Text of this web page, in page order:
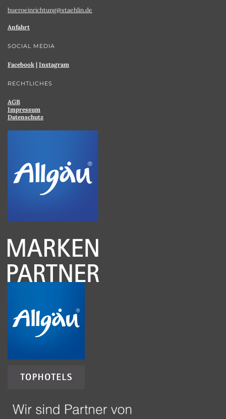
bueroeinrichtung@staehlin.de
Anfahrt
SOCIAL MEDIA
Facebook | Instagram
RECHTLICHES
AGB
Impressum
Datenschutz